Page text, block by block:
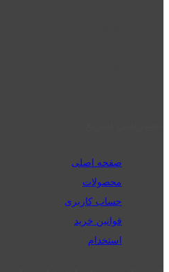
صفحه اصلی
محصولات
حساب کاربری
قوانین خرید
استخدام